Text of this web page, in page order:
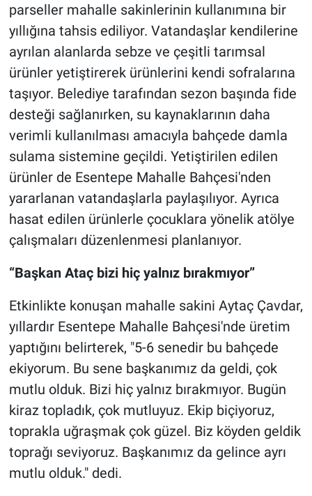
parseller mahalle sakinlerinin kullanımına bir
yıllığına tahsis ediliyor. Vatandaşlar kendilerine
ayrılan alanlarda sebze ve çeşitli tarımsal
ürünler yetiştirerek ürünlerini kendi sofralarına
taşıyor. Belediye tarafından sezon başında fide
desteği sağlanırken, su kaynaklarının daha
verimli kullanılması amacıyla bahçede damla
sulama sistemine geçildi. Yetiştirilen edilen
ürünler de Esentepe Mahalle Bahçesi'nden
yararlanan vatandaşlarla paylaşılıyor. Ayrıca
hasat edilen ürünlerle çocuklara yönelik atölye
çalışmaları düzenlenmesi planlanıyor.
“Başkan Ataç bizi hiç yalnız bırakmıyor”
Etkinlikte konuşan mahalle sakini Aytaç Çavdar,
yıllardır Esentepe Mahalle Bahçesi'nde üretim
yaptığını belirterek, "5-6 senedir bu bahçede
ekiyorum. Bu sene başkanımız da geldi, çok
mutlu olduk. Bizi hiç yalnız bırakmıyor. Bugün
kiraz topladık, çok mutluyuz. Ekip biçiyoruz,
toprakla uğraşmak çok güzel. Biz köyden geldik
toprağı seviyoruz. Başkanımız da gelince ayrı
mutlu olduk." dedi.